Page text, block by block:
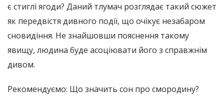
є стиглі ягоди? Даний тлумач розглядає такий сюжет
як передвістя дивного події, що очікує незабаром
сновидіння. Не знайшовши пояснення такому
явищу, людина буде асоціювати його з справжнім
дивом.
Рекомендуємо: Що значить сон про смородину?